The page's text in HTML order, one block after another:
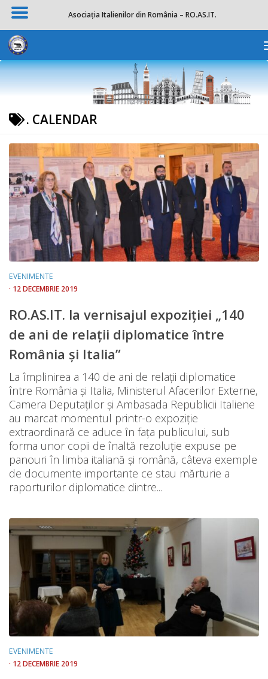
Skip to content
. CALENDAR
EVENIMENTE
· 12 DECEMBRIE 2019
RO.AS.IT. la vernisajul expoziţiei „140
de ani de relaţii diplomatice între
România şi Italia”
La împlinirea a 140 de ani de relaţii diplomatice
între România şi Italia, Ministerul Afacerilor Externe,
Camera Deputaţilor şi Ambasada Republicii Italiene
au marcat momentul printr-o expoziţie
extraordinară ce aduce în faţa publicului, sub
forma unor copii de înaltă rezoluţie expuse pe
panouri în limba italiană şi română, câteva exemple
de documente importante ce stau mărturie a
raporturilor diplomatice dintre...
EVENIMENTE
· 12 DECEMBRIE 2019
Asociația Italienilor din România – RO.AS.IT.